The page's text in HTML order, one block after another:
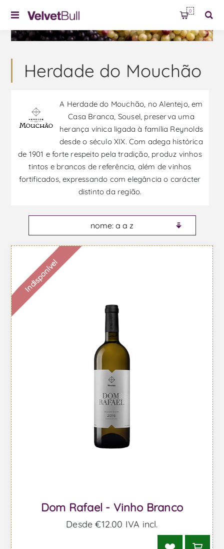
0
Herdade do Mouchão
A Herdade do Mouchão, no Alentejo, em
Casa Branca, Sousel, preserva uma
herança vínica ligada à família Reynolds
desde o século XIX. Com adega histórica
de 1901 e forte respeito pela tradição, produz vinhos
tintos e brancos de referência, além de vinhos
fortificados, expressando com elegância o carácter
distinto da região.
Indisponível
Dom Rafael - Vinho Branco
Desde €12,00 IVA incl.